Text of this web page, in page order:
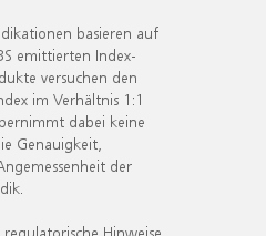
basieren auf
emittierten Index-
versuchen den
im Verhältnis 1:1
dabei keine
Genauigkeit,
der